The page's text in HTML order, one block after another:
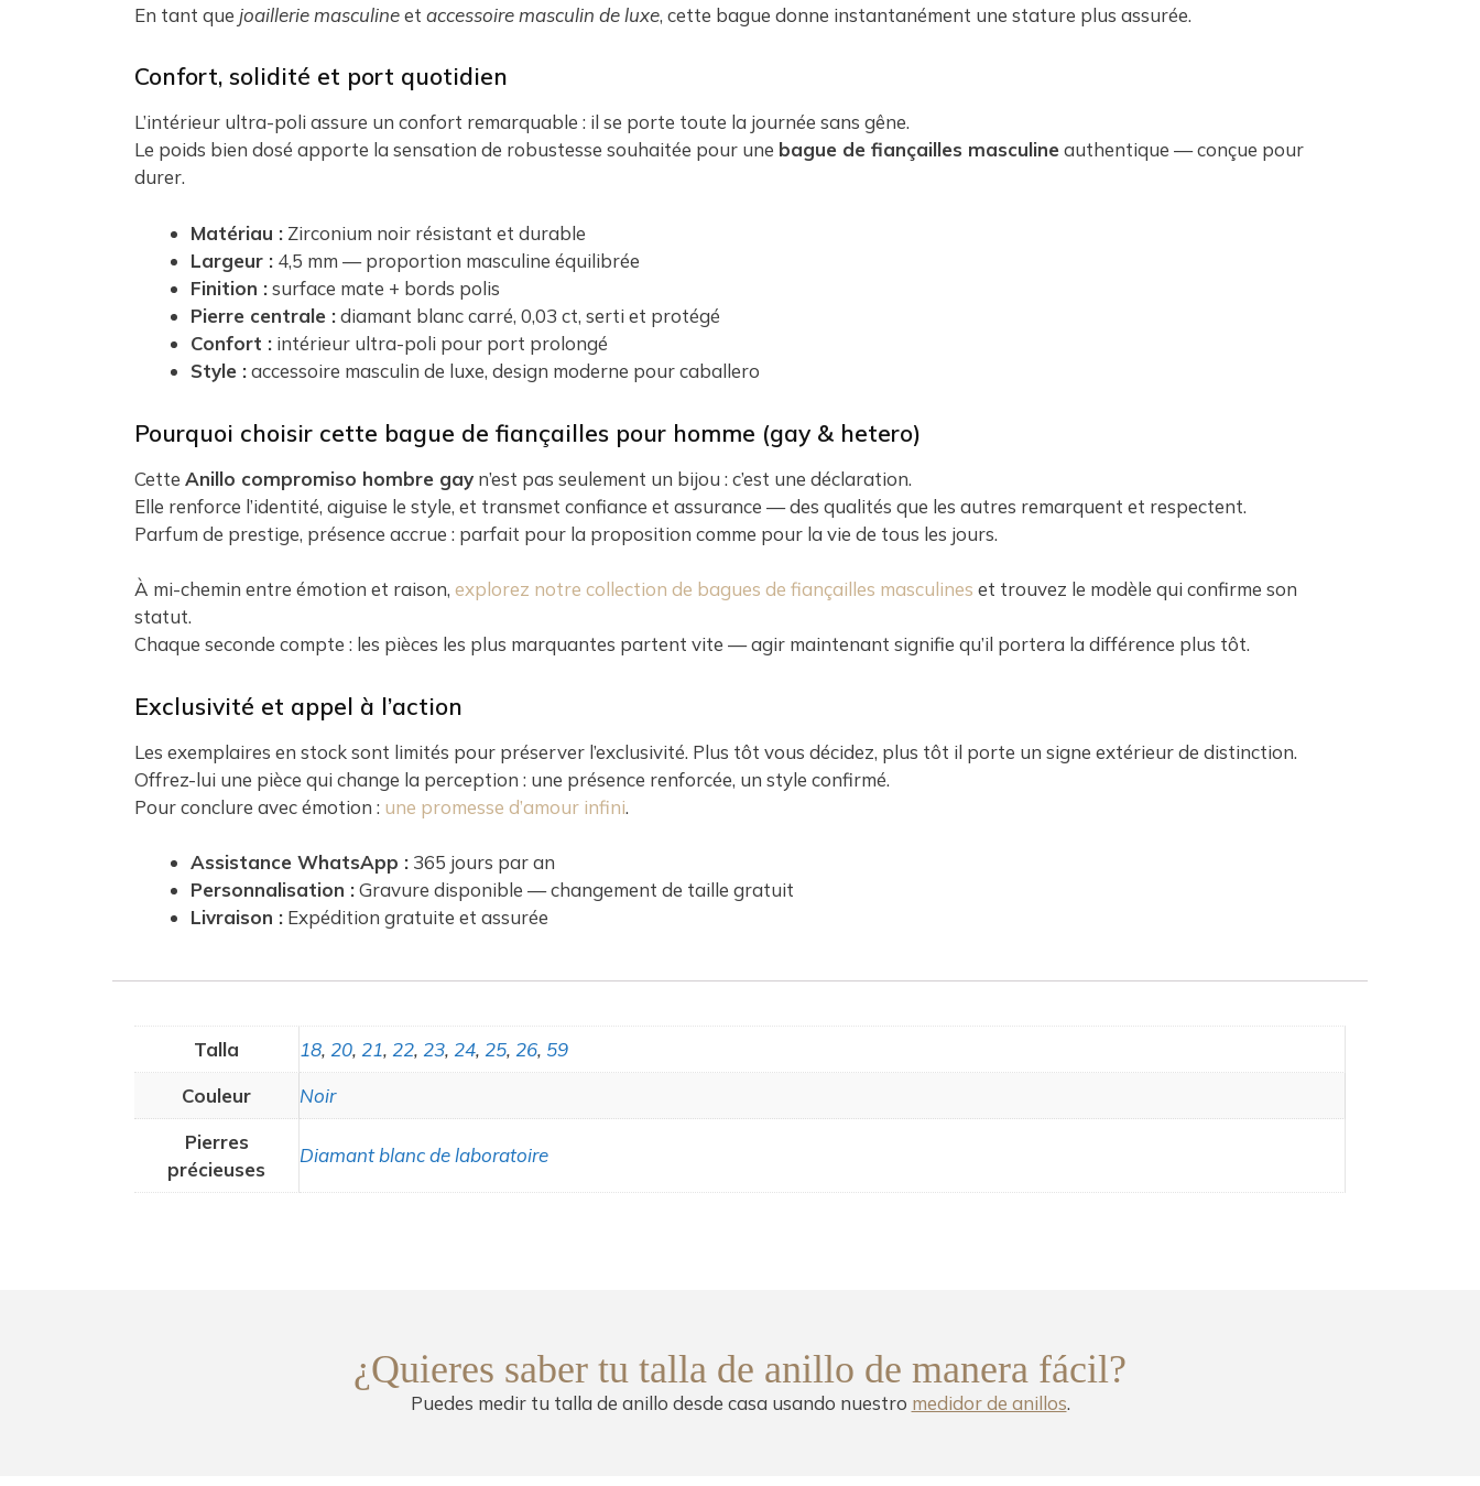
En tant que joaillerie masculineet accessoire masculin de luxe, cette bague donne instantanément une stature plus assurée.
Confort, solidité et port quotidien
L’intérieur ultra-poli assure un confort remarquable : il se porte toute la journée sans gêne.
Le poids bien dosé apporte la sensation de robustesse souhaitée pour une bague de fiançailles masculineauthentique — conçue pour
durer.
Matériau : Zirconium noir résistant et durable
Largeur : 4,5 mm — proportion masculine équilibrée
Finition :surface mate + bords polis
Pierre centrale :diamant blanc carré, 0,03 ct, serti et protégé
Confort : intérieur ultra-poli pour port prolongé
Style :accessoire masculin de luxe, design moderne pour caballero
Pourquoi choisir cette bague de fiançailles pour homme (gay & hetero)
Cette Anillo compromiso hombre gay n’est pas seulement un bijou : c’est une déclaration.
Elle renforce l’identité, aiguise le style, et transmet confiance et assurance — des qualités que les autres remarquent et respectent.
Parfum de prestige, présence accrue : parfait pour la proposition comme pour la vie de tous les jours.
À mi-chemin entre émotion et raison, explorez notre collection de bagues de fiançailles masculines et trouvez le modèle qui confirme son
statut.
Chaque seconde compte : les pièces les plus marquantes partent vite — agir maintenant signifie qu’il portera la différence plus tôt.
Exclusivité et appel à l’action
Les exemplaires en stock sont limités pour préserver l’exclusivité. Plus tôt vous décidez, plus tôt il porte un signe extérieur de distinction.
Offrez-lui une pièce qui change la perception : une présence renforcée, un style confirmé.
Pour conclure avec émotion : une promesse d’amour infini.
Assistance WhatsApp : 365 jours par an
Personnalisation :Gravure disponible — changement de taille gratuit
Livraison : Expédition gratuite et assurée
Talla 18, 20, 21, 22, 23, 24, 25, 26, 59
Couleur
Noir
Pierres
précieuses
Diamant blanc de laboratoire
¿Quieres saber tu talla de anillo de manera fácil?
Puedes medir tu talla de anillo desde casa usando nuestro medidor de anillos.